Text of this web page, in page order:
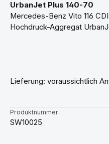
UrbanJet Plus 140-70
Mercedes-Benz Vito 116 CDI
Hochdruck-Aggregat
Lieferung: voraussichtlich
Produktnummer:
SW10025